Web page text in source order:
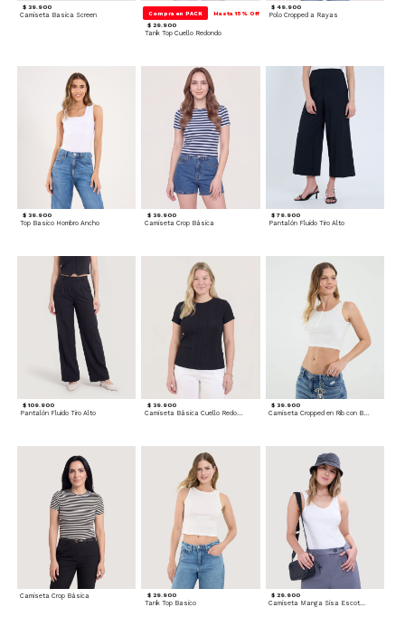
$ 39.900
Camiseta Basica Screen Compra en PACK Hasta 15% Off
$ 29.900
Tank Top Cuello Redondo
$ 49.900
Polo Cropped a Rayas
$ 39.900
Top Basico Hombro Ancho
$ 39.900
Camiseta Crop Básica
$ 79.900
Pantalón Fluido Tiro Alto
$ 109.900
Pantalón Fluido Tiro Alto
$ 39.900
Camiseta Básica Cuello Redondo
$ 39.900
Camiseta Cropped en Rib con Botones
Camiseta Crop Básica $ 29.900
Tank Top Basico
$ 29.900
Camiseta Manga Sisa Escotada